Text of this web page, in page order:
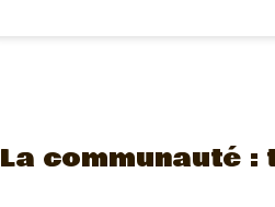
La communauté